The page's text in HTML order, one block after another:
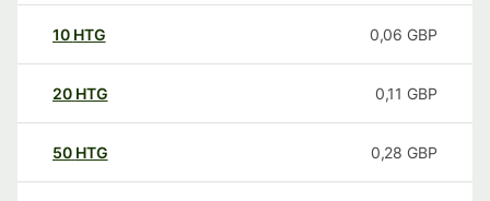
10 HTG 0,06 GBP
20 HTG 0,11 GBP
50 HTG 0,28 GBP